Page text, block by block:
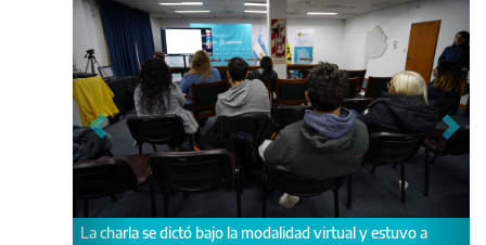
La charla se dictó bajo la modalidad virtual y estuvo a